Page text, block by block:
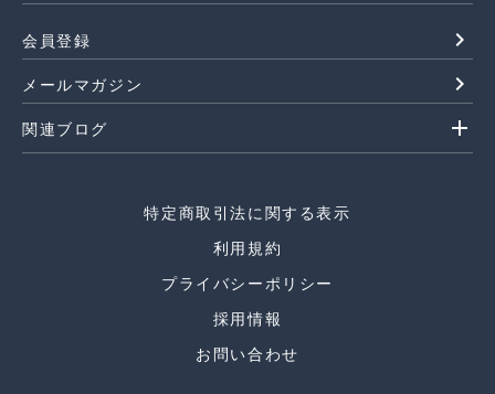
会員登録 navigate_next
メールマガジン navigate_next
関連ブログ add
特定商取引法に関する表示
利用規約
プライバシーポリシー
採用情報
お問い合わせ